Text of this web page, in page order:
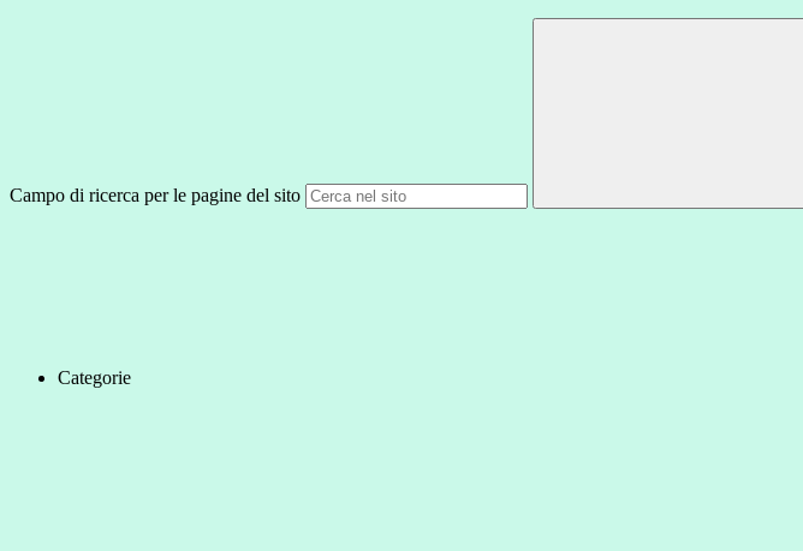
Campo di ricerca per le pagine del sito
Categorie